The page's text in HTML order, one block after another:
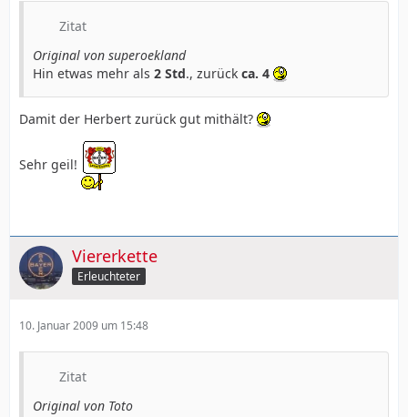
Zitat
Original von superoekland
Hin etwas mehr als 2 Std., zurück ca. 4
Damit der Herbert zurück gut mithält?
Sehr geil!
Viererkette
Erleuchteter
10. Januar 2009 um 15:48
Zitat
Original von Toto